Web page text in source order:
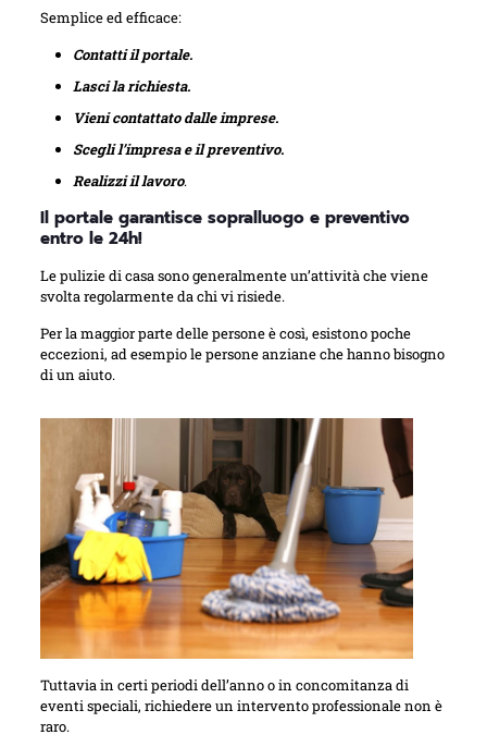
Semplice ed efficace:
Contatti il portale.
Lasci la richiesta.
Vieni contattato dalle imprese.
Scegli l’impresa e il preventivo.
Realizzi il lavoro.
Il portale garantisce sopralluogo e preventivo
entro le 24h!
Le pulizie di casa sono generalmente un’attività che viene
svolta regolarmente da chi vi risiede.
Per la maggior parte delle persone è così, esistono poche
eccezioni, ad esempio le persone anziane che hanno bisogno
di un aiuto.
Tuttavia in certi periodi dell’anno o in concomitanza di
eventi speciali, richiedere un intervento professionale non è
raro.